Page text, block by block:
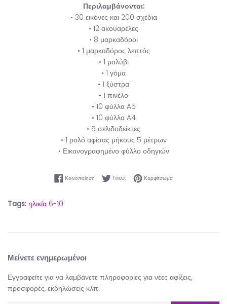
Περιλαμβάνονται:
• 30 εικόνες και 200 σχέδια
• 12 ακουαρέλες
• 8 μαρκαδόροι
• 1 μαρκαδόρος λεπτός
• 1 μολύβι
• 1 γόμα
• 1 ξύστρα
• 1 πινέλο
• 10 φύλλα A5
• 10 φύλλα A4
• 5 σελιδοδείκτες
• 1 ρολό αφίσας μήκους 5 μέτρων
• Εικονογραφημένο φύλλο οδηγιών
Κοινοποίηση Κοινοποίηση στο Facebook
TweetTweet στο Twitter
ΚαρφίτσωμαΚαρφίτσωμα στο
Tags: ηλικία 6-10
Μείνετε ενημερωμένοι
Εγγραφείτε για να λαμβάνετε πληροφορίες για νέες αφίξεις,
προσφορές, εκδηλώσεις κλπ.